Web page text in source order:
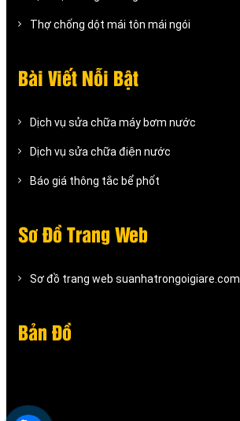
Thợ chống dột mái tôn mái ngói
Bài Viết Nỗi Bật
Dịch vụ sửa chữa máy bơm nước
Dịch vụ sửa chữa điện nước
Báo giá thông tắc bể phốt
Sơ Đồ Trang Web
Sơ đồ trang web suanhatrongoigiare.com
Bản Đồ